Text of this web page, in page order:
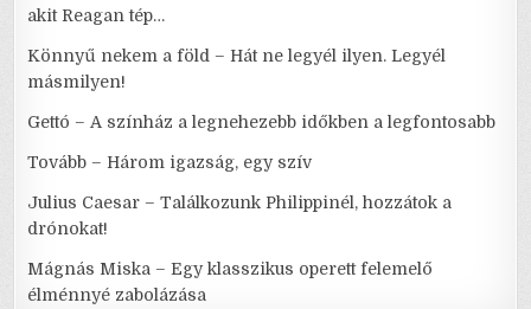
akit Reagan tép…
Könnyű nekem a föld – Hát ne legyél ilyen. Legyél
másmilyen!
Gettó – A színház a legnehezebb időkben a legfontosabb
Tovább – Három igazság, egy szív
Julius Caesar – Találkozunk Philippinél, hozzátok a
drónokat!
Mágnás Miska – Egy klasszikus operett felemelő
élménnyé zabolázása